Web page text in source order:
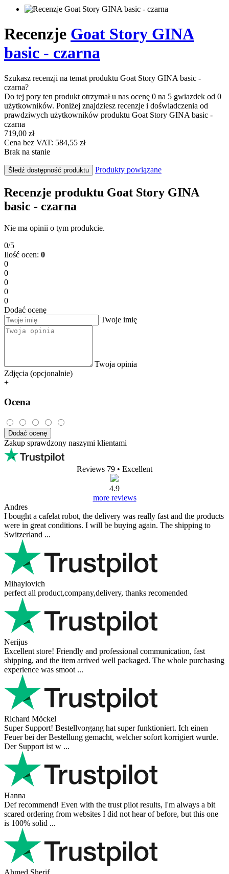
Recenzje Goat Story GINA
basic - czarna
Szukasz recenzji na temat produktu Goat Story GINA basic -
czarna?
Do tej pory ten produkt otrzymał u nas ocenę 0 na 5 gwiazdek od 0
użytkowników. Poniżej znajdziesz recenzje i doświadczenia od
prawdziwych użytkowników produktu Goat Story GINA basic -
czarna
719,00 zł
Cena bez VAT: 584,55 zł
Brak na stanie
Śledź dostępność produktu Produkty powiązane
Recenzje produktu Goat Story GINA
basic - czarna
Nie ma opinii o tym produkcie.
0/5
Ilość ocen: 0
0
0
0
0
0
Dodać ocenę
Twoje imię
Twoja opinia
Zdjęcia (opcjonalnie)
+
Ocena
Dodać ocenę
Zakup sprawdzony naszymi klientami
Reviews 79 • Excellent
4.9
more reviews
Andres
I bought a cafelat robot, the delivery was really fast and the products
were in great conditions. I will be buying again. The shipping to
Switzerland ...
Mihaylovich
perfect all product,company,delivery, thanks recomended
Nerijus
Excellent store! Friendly and professional communication, fast
shipping, and the item arrived well packaged. The whole purchasing
experience was smoot ...
Richard Möckel
Super Support! Bestellvorgang hat super funktioniert. Ich einen
Feuer bei der Bestellung gemacht, welcher sofort korrigiert wurde.
Der Support ist w ...
Hanna
Def recommend! Even with the trust pilot results, I'm always a bit
scared ordering from websites I did not hear of before, but this one
is 100% solid ...